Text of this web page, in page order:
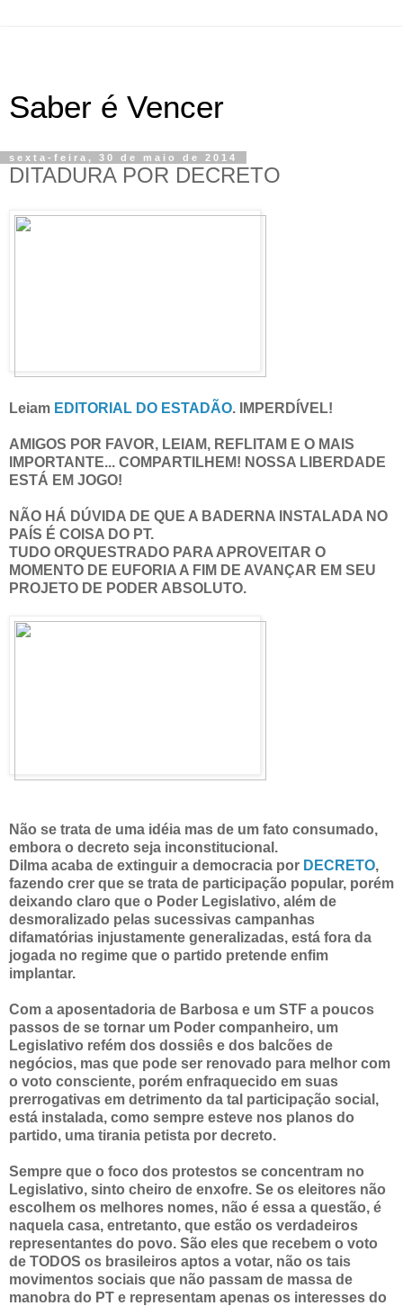
Saber é Vencer
sexta-feira, 30 de maio de 2014
DITADURA POR DECRETO
Leiam EDITORIAL DO ESTADÃO. IMPERDÍVEL!
AMIGOS POR FAVOR, LEIAM, REFLITAM E O MAIS
IMPORTANTE... COMPARTILHEM! NOSSA LIBERDADE
ESTÁ EM JOGO!
NÃO HÁ DÚVIDA DE QUE A BADERNA INSTALADA NO
PAÍS É COISA DO PT.
TUDO ORQUESTRADO PARA APROVEITAR O
MOMENTO DE EUFORIA A FIM DE AVANÇAR EM SEU
PROJETO DE PODER ABSOLUTO.
Não se trata de uma idéia mas de um fato consumado,
embora o decreto seja inconstitucional.
Dilma acaba de extinguir a democracia por DECRETO,
fazendo crer que se trata de participação popular, porém
deixando claro que o Poder Legislativo, além de
desmoralizado pelas sucessivas campanhas
difamatórias injustamente generalizadas, está fora da
jogada no regime que o partido pretende enfim
implantar.
Com a aposentadoria de Barbosa e um STF a poucos
passos de se tornar um Poder companheiro, um
Legislativo refém dos dossiês e dos balcões de
negócios, mas que pode ser renovado para melhor com
o voto consciente, porém enfraquecido em suas
prerrogativas em detrimento da tal participação social,
está instalada, como sempre esteve nos planos do
partido, uma tirania petista por decreto.
Sempre que o foco dos protestos se concentram no
Legislativo, sinto cheiro de enxofre. Se os eleitores não
escolhem os melhores nomes, não é essa a questão, é
naquela casa, entretanto, que estão os verdadeiros
representantes do povo. São eles que recebem o voto
de TODOS os brasileiros aptos a votar, não os tais
movimentos sociais que não passam de massa de
manobra do PT e representam apenas os interesses do